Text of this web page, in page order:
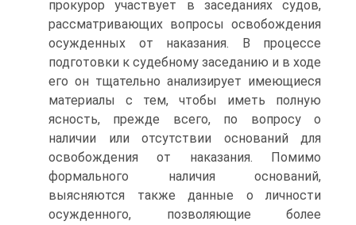
прокурор участвует в заседаниях судов,
рассматривающих вопросы освобождения
осужденных от наказания. В процессе
подготовки к судебному заседанию и в ходе
его он тщательно анализирует имеющиеся
материалы с тем, чтобы иметь полную
ясность, прежде всего, по вопросу о
наличии или отсутствии оснований для
освобождения от наказания. Помимо
формального наличия оснований,
выясняются также данные о личности
осужденного, позволяющие более